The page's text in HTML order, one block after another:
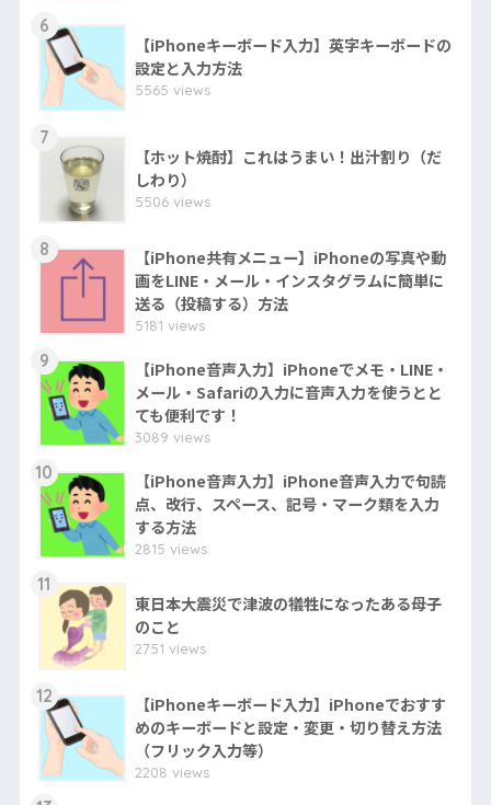
6
【iPhoneキーボード入力】英字キーボードの
設定と入力方法
5565 views
7
【ホット焼酎】これはうまい！出汁割り（だ
しわり）
5506 views
8
【iPhone共有メニュー】iPhoneの写真や動
画をLINE・メール・インスタグラムに簡単に
送る（投稿する）方法
5181 views
9
【iPhone音声入力】iPhoneでメモ・LINE・
メール・Safariの入力に音声入力を使うとと
ても便利です！
3089 views
10
【iPhone音声入力】iPhone音声入力で句読
点、改行、スペース、記号・マーク類を入力
する方法
2815 views
11
東日本大震災で津波の犠牲になったある母子
のこと
2751 views
12
【iPhoneキーボード入力】iPhoneでおすす
めのキーボードと設定・変更・切り替え方法
（フリック入力等）
2208 views